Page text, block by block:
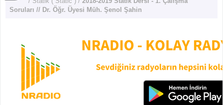
Soruları // Dr. Öğr. Üyesi Müh. Şenol Şahin